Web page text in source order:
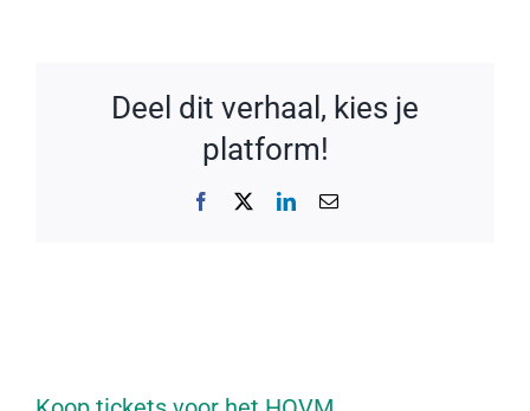
Deel dit verhaal, kies je
platform!
Facebook LinkedIn
E-